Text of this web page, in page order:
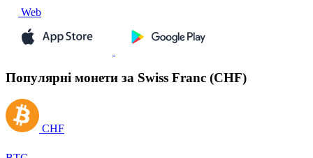
Web
Популярні монети за Swiss Franc (CHF)
CHF